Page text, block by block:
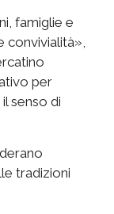
famiglie e
convivialità»,
per
senso di
tradizioni